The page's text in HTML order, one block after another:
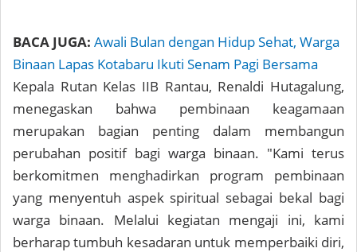
BACA JUGA: Awali Bulan dengan Hidup Sehat, Warga
Binaan Lapas Kotabaru Ikuti Senam Pagi Bersama
Kepala Rutan Kelas IIB Rantau, Renaldi Hutagalung,
menegaskan bahwa pembinaan keagamaan
merupakan bagian penting dalam membangun
perubahan positif bagi warga binaan. "Kami terus
berkomitmen menghadirkan program pembinaan
yang menyentuh aspek spiritual sebagai bekal bagi
warga binaan. Melalui kegiatan mengaji ini, kami
berharap tumbuh kesadaran untuk memperbaiki diri,